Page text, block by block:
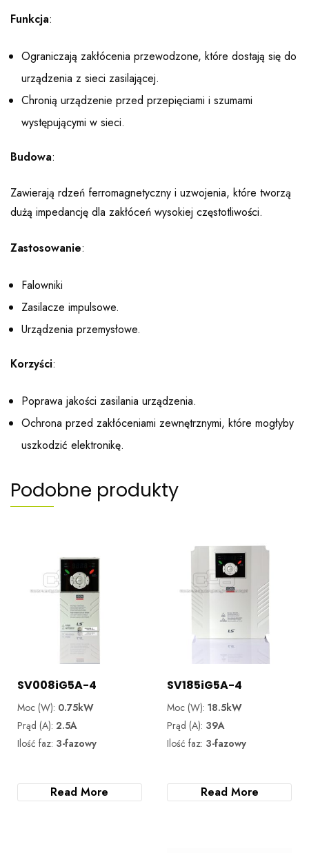
Funkcja:
Ograniczają zakłócenia przewodzone, które dostają się do
urządzenia z sieci zasilającej.
Chronią urządzenie przed przepięciami i szumami
występującymi w sieci.
Budowa:
Zawierają rdzeń ferromagnetyczny i uzwojenia, które tworzą
dużą impedancję dla zakłóceń wysokiej częstotliwości.
Zastosowanie:
Falowniki
Zasilacze impulsowe.
Urządzenia przemysłowe.
Korzyści:
Poprawa jakości zasilania urządzenia.
Ochrona przed zakłóceniami zewnętrznymi, które mogłyby
uszkodzić elektronikę.
Podobne produkty
SV008iG5A-4
Moc (W): 0.75kW
Prąd (A): 2.5A
Ilość faz: 3-fazowy
Read More
SV185iG5A-4
Moc (W):18.5kW
Prąd (A): 39A
Ilość faz: 3-fazowy
Read More